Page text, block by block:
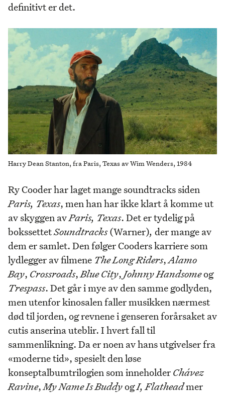
definitivt er det.
Harry Dean Stanton, fra Paris, Texas av Wim Wenders, 1984
Ry Cooder har laget mange soundtracks siden
Paris, Texas, men han har ikke klart å komme ut
av skyggen avParis, Texas. Det er tydelig på
bokssettetSoundtracks(Warner), der mange av
dem er samlet. Den følger Cooders karriere som
lydlegger av filmene The Long Riders, Alamo
Bay, Crossroads, Blue City, Johnny Handsomeog
Trespass. Det går i mye av den samme godlyden,
men utenfor kinosalen faller musikken nærmest
død til jorden, og revnene i genseren forårsaket av
cutis anserina uteblir. I hvert fall til
sammenlikning. Da er noen av hans utgivelser fra
«moderne tid», spesielt den løse
konseptalbumtrilogien som inneholder Chávez
Ravine, My Name Is BuddyogI, Flatheadmer